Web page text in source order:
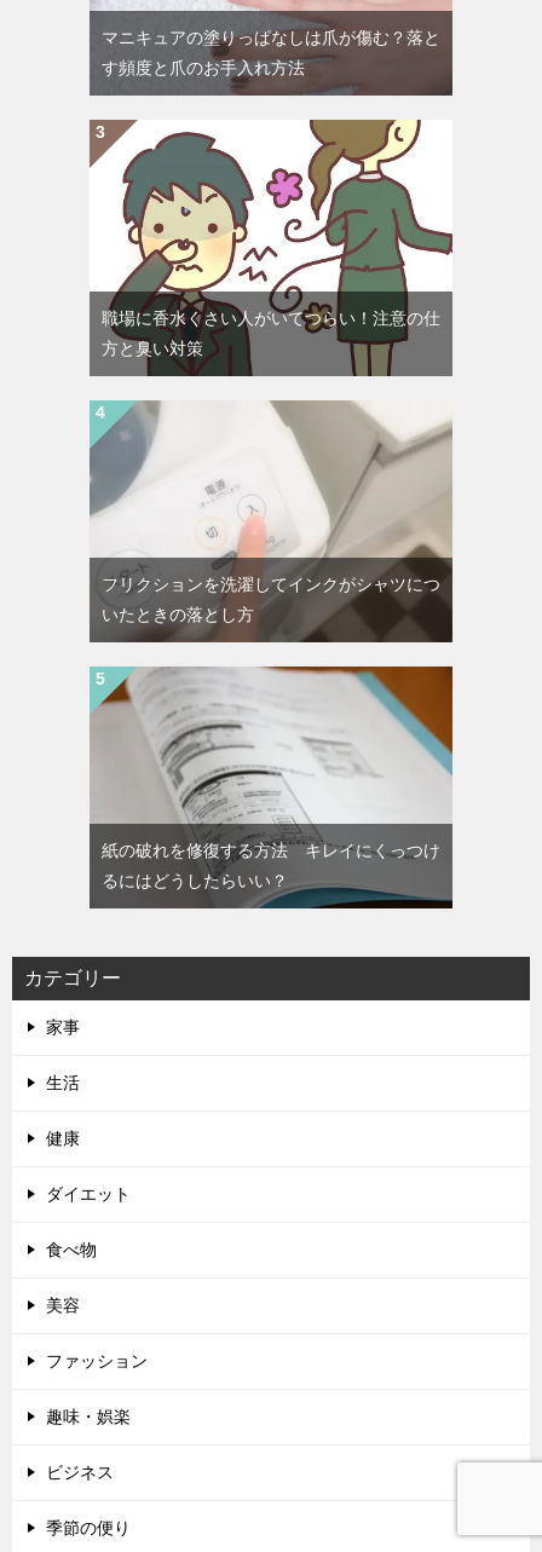
マニキュアの塗りっぱなしは爪が傷む？落と
す頻度と爪のお手入れ方法
職場に香水くさい人がいてつらい！注意の仕
方と臭い対策
フリクションを洗濯してインクがシャツにつ
いたときの落とし方
紙の破れを修復する方法 キレイにくっつけ
るにはどうしたらいい？
カテゴリー
家事
生活
健康
ダイエット
食べ物
美容
ファッション
趣味・娯楽
ビジネス
季節の便り